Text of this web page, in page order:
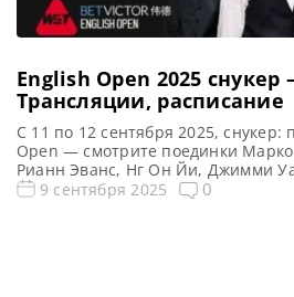
English Open 2025
Трансляции, расписание
C 11 по 12 сентября 2025,
Open — смотрите поединки
Рианн Эванс, Нг Он Йи, Джимми
Доэрти и другие. Рейтинговый,
9 сентября 2025 0